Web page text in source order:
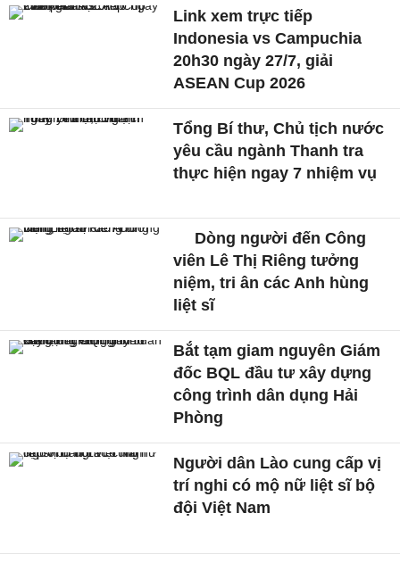
Link xem trực tiếp
Indonesia vs Campuchia
20h30 ngày 27/7, giải
ASEAN Cup 2026
Tổng Bí thư, Chủ tịch nước
yêu cầu ngành Thanh tra
thực hiện ngay 7 nhiệm vụ
Dòng người đến Công
viên Lê Thị Riêng tưởng
niệm, tri ân các Anh hùng
liệt sĩ
Bắt tạm giam nguyên Giám
đốc BQL đầu tư xây dựng
công trình dân dụng Hải
Phòng
Người dân Lào cung cấp vị
trí nghi có mộ nữ liệt sĩ bộ
đội Việt Nam